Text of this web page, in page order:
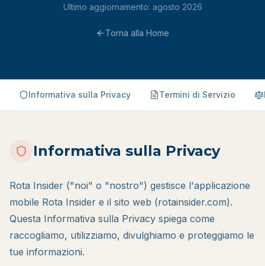
Ultimo aggiornamento: agosto 2026
Torna alla Home
Informativa sulla Privacy Termini di Servizio
Informativa sulla Privacy
Rota Insider ("noi" o "nostro") gestisce l'applicazione
mobile Rota Insider e il sito web (rotainsider.com).
Questa Informativa sulla Privacy spiega come
raccogliamo, utilizziamo, divulghiamo e proteggiamo le
tue informazioni.